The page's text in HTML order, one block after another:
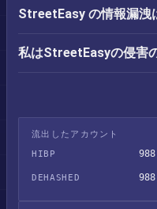
StreetEasy の情報漏洩
私はStreetEasyの侵害
流出したアカウント
HIBP
DEHASHED